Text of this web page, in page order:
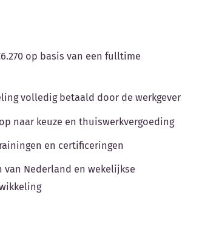
op basis van een fulltime
volledig betaald door de werkgever
naar keuze en thuiswerkvergoeding
en certificeringen
Nederland en wekelijkse